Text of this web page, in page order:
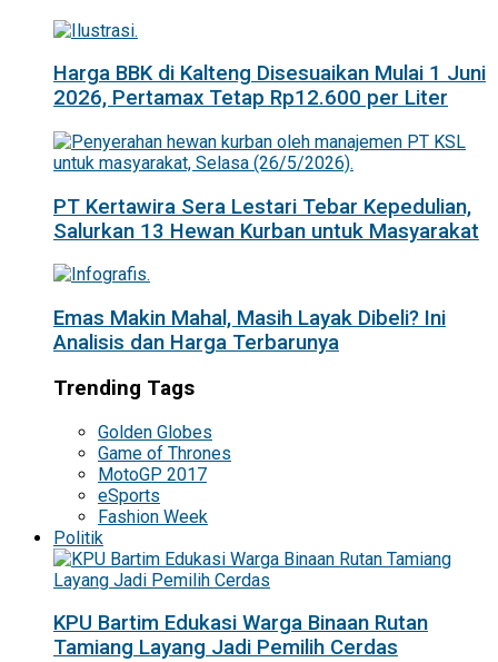
Harga BBK di Kalteng Disesuaikan Mulai 1 Juni
2026, Pertamax Tetap Rp12.600 per Liter
PT Kertawira Sera Lestari Tebar Kepedulian,
Salurkan 13 Hewan Kurban untuk Masyarakat
Emas Makin Mahal, Masih Layak Dibeli? Ini
Analisis dan Harga Terbarunya
Trending Tags
Golden Globes
Game of Thrones
MotoGP 2017
eSports
Fashion Week
Politik
KPU Bartim Edukasi Warga Binaan Rutan
Tamiang Layang Jadi Pemilih Cerdas